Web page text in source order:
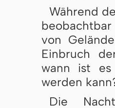
Während
von
Einbruch
wann ist es
werden
Die